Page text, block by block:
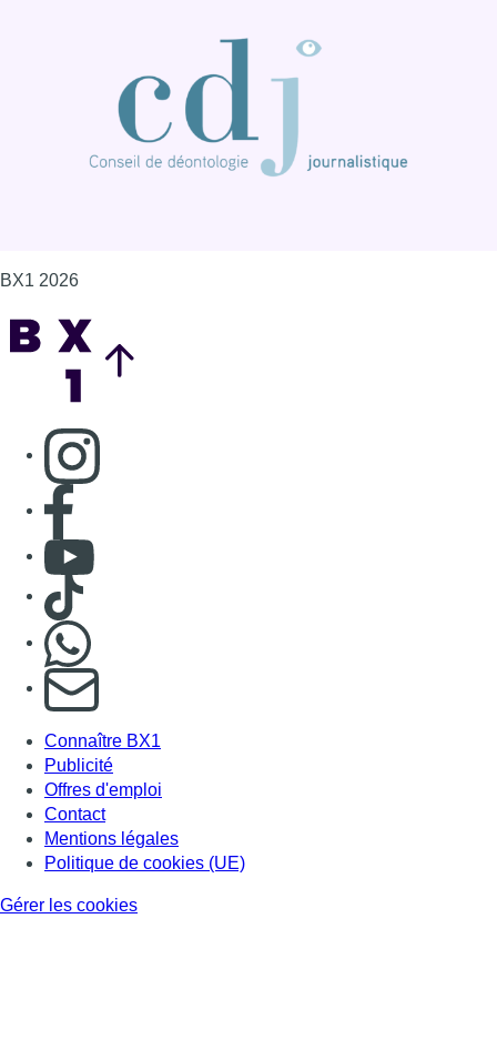
BX1 2026
Consulter page Instagram
Consulter page Facebook
Consulter Youtube
Consulter TikTok
S'abonner à notre newsletter
Connaître BX1
Publicité
Offres d'emploi
Contact
Mentions légales
Politique de cookies (UE)
Gérer les cookies